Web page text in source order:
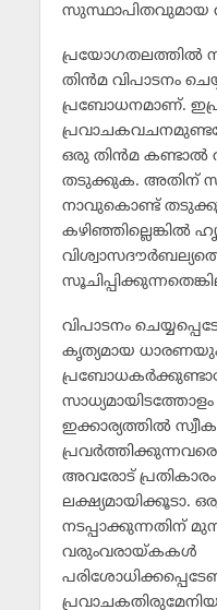
സുസ്ഥാപിതവുമായ
പ്രയോഗതലത്തില്‍
തിന്‍മ വിപാടനം
പ്രബോധനമാണ്.
ഒരു തിന്‍മ
തടുക്കുക. അതിന്
നാവുകൊണ്ട്
വിപാടനം
കൃത്യമായ
ഇക്കാര്യത്തില്‍
അവരോട്
ലക്ഷ്യമായിക്കൂടാ.
നടപ്പാക്കുന്നതിന്
വരുംവരായ്കകള്‍